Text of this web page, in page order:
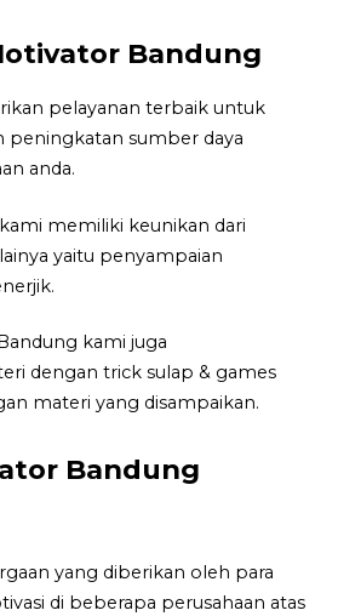
Bandung
pelayanan terbaik untuk
peningkatan sumber daya
anda.
memiliki keunikan dari
yaitu penyampaian
kami juga
dengan trick sulap & games
materi yang disampaikan.
Bandung
yang diberikan oleh para
di beberapa perusahaan atas